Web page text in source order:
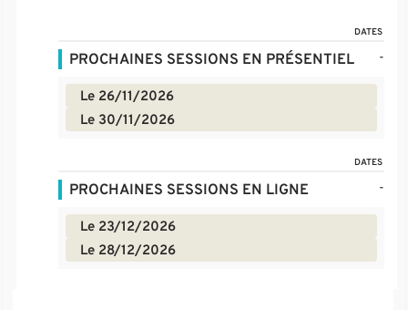
DATES
PROCHAINES SESSIONS EN PRÉSENTIEL -
Le 26/11/2026
Le 30/11/2026
DATES
PROCHAINES SESSIONS EN LIGNE -
Le 23/12/2026
Le 28/12/2026